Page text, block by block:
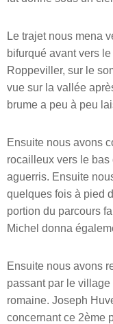
Le trajet nous mena
bifurqué avant vers
Roppeviller, sur le
vue sur la vallée
brume a peu à peu
Ensuite nous avons
rocailleux vers le
aguerris. Ensuite
quelques fois à pied
portion du parcours
Michel donna
Ensuite nous avons
passant par le
romaine. Joseph
concernant ce 2ème